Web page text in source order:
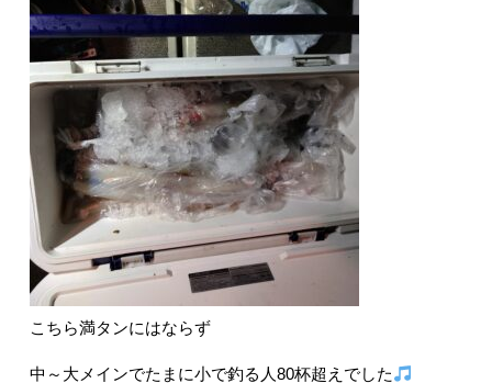
こちら満タンにはならず
中～大メインでたまに小で釣る人80杯超えでした